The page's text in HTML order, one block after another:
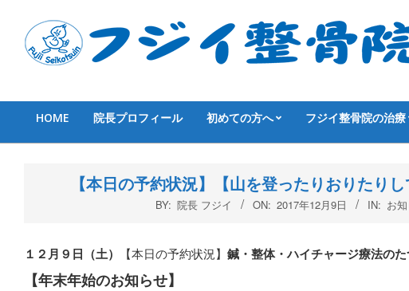
content
Navigation
HOME 院長プロフィール 初めての方へ フジイ整骨院の治療
【本日の予約状況】【山を登ったりおりたり
BY: 院長 フジイ ON: 2017年12月9日 IN: お
１２月９ 日（土） 【本日の予約状況】 鍼・整体・ハイチャージ療法の
【年末年始のお知らせ】